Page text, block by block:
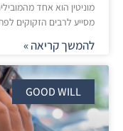
מוניטין הוא אחד
מסייע לרבים הזקוקים
להמשך קריאה »
GOOD WILL